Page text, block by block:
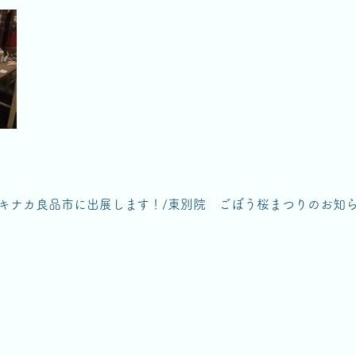
ナカ良品市に出展します！ /東別院 ごぼう桜まつりのお知